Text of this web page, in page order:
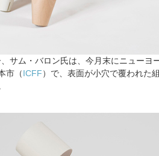
サム・バロン氏は、今月末にニューヨ
市（ICFF）で、表面が小穴で覆われた